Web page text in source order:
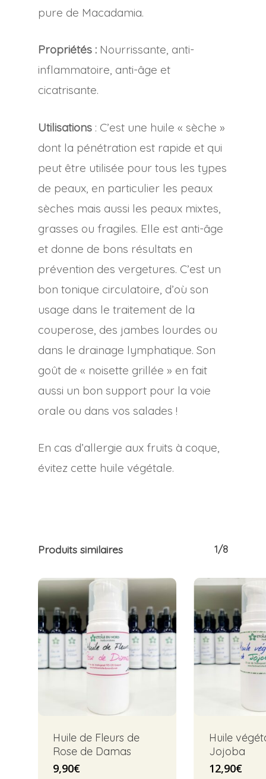
pure de Macadamia.
Propriétés : Nourrissante, anti-
inflammatoire, anti-âge et
cicatrisante.
Utilisations : C’est une huile « sèche »
dont la pénétration est rapide et qui
peut être utilisée pour tous les types
de peaux, en particulier les peaux
sèches mais aussi les peaux mixtes,
grasses ou fragiles. Elle est anti-âge
et donne de bons résultats en
prévention des vergetures. C’est un
bon tonique circulatoire, d’où son
usage dans le traitement de la
couperose, des jambes lourdes ou
dans le drainage lymphatique. Son
goût de « noisette grillée » en fait
aussi un bon support pour la voie
orale ou dans vos salades !
En cas d’allergie aux fruits à coque,
évitez cette huile végétale.
Produits similaires 1/8
Huile de Fleurs de
Rose de Damas
9,90€
Huile
Jojoba
12,90€